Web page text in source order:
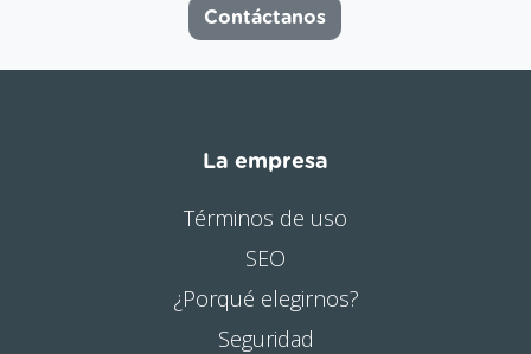
Contáctanos
La empresa
Términos de uso
SEO
¿Porqué elegirnos?
Seguridad